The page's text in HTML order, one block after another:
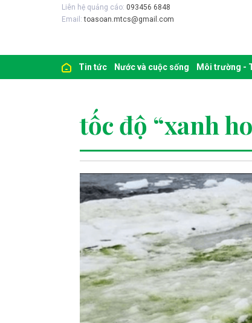
Liên hệ quảng cáo: 093456 6848
Email:toasoan.mtcs@gmail.com
Tin tức Nước và cuộc sống Môi trường -
tốc độ “xanh